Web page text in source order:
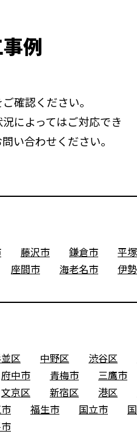
例
確認ください。
によってはご対応でき
い合わせください。
藤沢市 鎌倉市 平
座間市 海老名市 伊
区 中野区 渋谷区
府中市 青梅市 三鷹市
文京区 新宿区 港区
福生市 国立市